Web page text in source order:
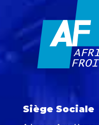
Siège Sociale